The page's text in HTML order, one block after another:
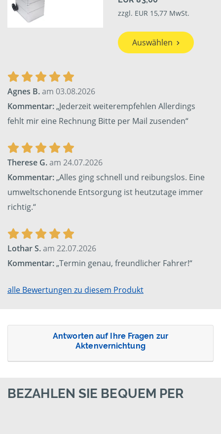
zzgl. EUR 15,77 MwSt.
Auswählen
Agnes B.am 03.08.2026
Kommentar:„Jederzeit weiterempfehlen Allerdings
fehlt mir eine Rechnung Bitte per Mail zusenden“
Therese G.am 24.07.2026
Kommentar:„Alles ging schnell und reibungslos. Eine
umweltschonende Entsorgung ist heutzutage immer
richtig.“
Lothar S.am 22.07.2026
Kommentar:„Termin genau, freundlicher Fahrer!“
alle Bewertungen zu diesem Produkt
Antworten auf Ihre Fragen zur
Aktenvernichtung
BEZAHLEN SIE BEQUEM PER